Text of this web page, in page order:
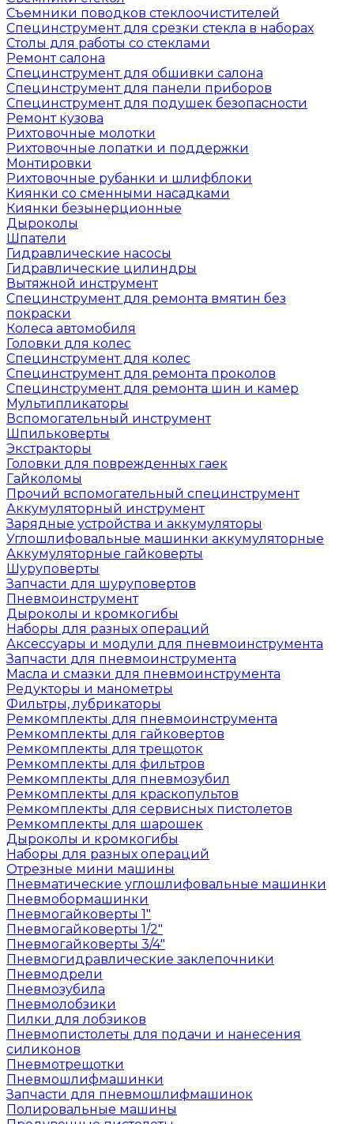
Съемники поводков стеклоочистителей
Специнструмент для срезки стекла в наборах
Столы для работы со стеклами
Ремонт салона
Специнструмент для обшивки салона
Специнструмент для панели приборов
Специнструмент для подушек безопасности
Ремонт кузова
Рихтовочные молотки
Рихтовочные лопатки и поддержки
Монтировки
Рихтовочные рубанки и шлифблоки
Киянки со сменными насадками
Киянки безынерционные
Дыроколы
Шпатели
Гидравлические насосы
Гидравлические цилиндры
Вытяжной инструмент
Специнструмент для ремонта вмятин без
покраски
Колеса автомобиля
Головки для колес
Специнструмент для колес
Специнструмент для ремонта проколов
Специнструмент для ремонта шин и камер
Мультипликаторы
Вспомогательный инструмент
Шпильковерты
Экстракторы
Головки для поврежденных гаек
Гайколомы
Прочий вспомогательный специнструмент
Аккумуляторный инструмент
Зарядные устройства и аккумуляторы
Углошлифовальные машинки аккумуляторные
Аккумуляторные гайковерты
Шуруповерты
Запчасти для шуруповертов
Пневмоинструмент
Дыроколы и кромкогибы
Наборы для разных операций
Аксессуары и модули для пневмоинструмента
Запчасти для пневмоинструмента
Масла и смазки для пневмоинструмента
Редукторы и манометры
Фильтры, лубрикаторы
Ремкомплекты для пневмоинструмента
Ремкомплекты для гайковертов
Ремкомплекты для трещоток
Ремкомплекты для фильтров
Ремкомплекты для пневмозубил
Ремкомплекты для краскопультов
Ремкомплекты для сервисных пистолетов
Ремкомплекты для шарошек
Дыроколы и кромкогибы
Наборы для разных операций
Отрезные мини машины
Пневматические углошлифовальные машинки
Пневмобормашинки
Пневмогайковерты 1"
Пневмогайковерты 1/2"
Пневмогайковерты 3/4"
Пневмогидравлические заклепочники
Пневмодрели
Пневмозубила
Пневмолобзики
Пилки для лобзиков
Пневмопистолеты для подачи и нанесения
силиконов
Пневмотрещотки
Пневмошлифмашинки
Запчасти для пневмошлифмашинок
Полировальные машины